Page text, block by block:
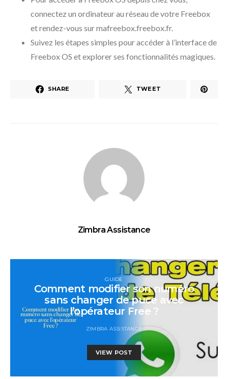
connectez un ordinateur au réseau de votre Freebox
et rendez-vous sur mafreebox.freebox.fr.
Suivez les étapes simples pour accéder à l’interface de
Freebox OS et explorer ses fonctionnalités magiques.
SHARE TWEET
Zimbra Assistance
GUIDE
Comment modifier son numéro
sans changer de puce avec
l’opérateur Free ?
ZIMBRA ASSISTANCE
VIEW POST